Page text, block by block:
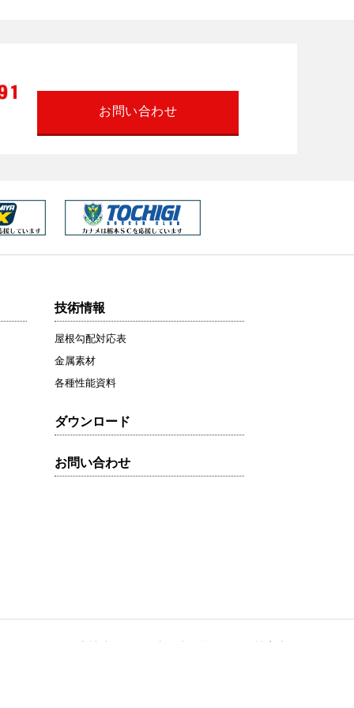
お問い合わせ
技術情報
屋根勾配対応表
金属素材
各種性能資料
ダウンロード
お問い合わせ